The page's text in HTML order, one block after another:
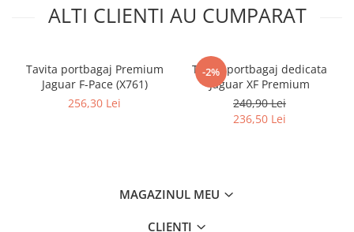
ALTI CLIENTI AU CUMPARAT
Tavita portbagaj Premium
Jaguar F-Pace (X761)
256,30 Lei
-2%
Tavita portbagaj dedicata
Jaguar XF Premium
240,90 Lei
236,50 Lei
MAGAZINUL MEU
CLIENTI